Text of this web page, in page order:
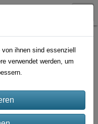
ihnen sind essenziell
verwendet werden, um